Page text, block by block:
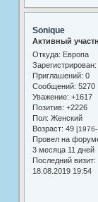
Sonique
Активный
Откуда: Европа
Зарегистрирован:
Приглашений: 0
Сообщений: 5270
Уважение: +1617
Позитив: +2226
Пол: Женский
Возраст: 49 [1976-
Провел на
3 месяца 11 дней
Последний визит:
18.08.2019 19:54